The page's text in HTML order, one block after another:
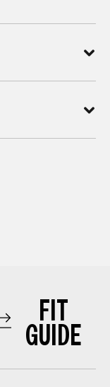
FIT
GUIDE